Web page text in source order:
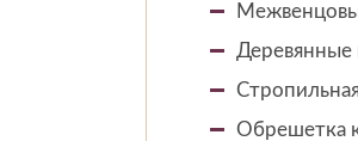
Деревянные
Обрешетка